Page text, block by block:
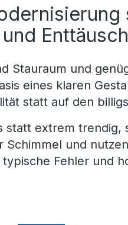
Stauraum und
eines klaren
statt auf den
statt extrem trendig,
Schimmel und
Fehler und